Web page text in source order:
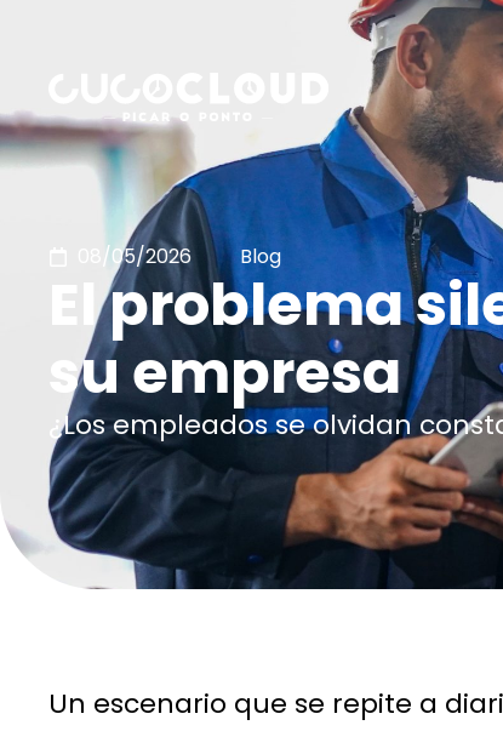
08/05/2026 Blog
El problema
su empresa
¿Los empleados se olvidan
Un escenario que se repite a